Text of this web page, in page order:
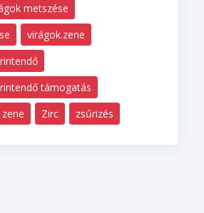
metszése
virágok.zene
támogatás
zene Zirc zsűrizés